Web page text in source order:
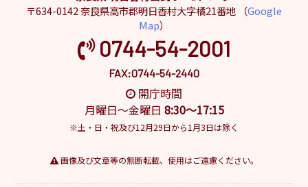
〒634-0142 奈良県高市郡明日香村大字橘21番地 （Google
Map）
0744-54-2001
FAX:0744-54-2440
開庁時間
月曜日～金曜日 8:30～17:15
※土・日・祝及び12月29日から1月3日は除く
画像及び文章等の無断転載、使用はご遠慮ください。